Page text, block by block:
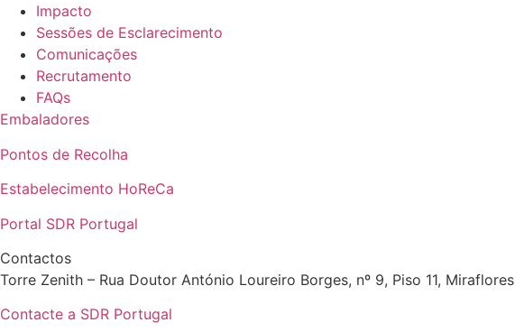
Impacto
Sessões de Esclarecimento
Comunicações
Recrutamento
FAQs
Embaladores
Pontos de Recolha
Estabelecimento HoReCa
Portal SDR Portugal
Contactos
Torre Zenith – Rua Doutor António Loureiro Borges, nº 9, Piso 11, Miraflores
Contacte a SDR Portugal